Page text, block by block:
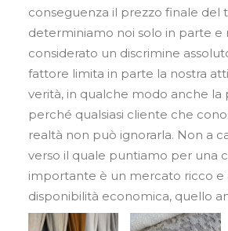
conseguenza il prezzo finale del
determiniamo noi solo in parte e
considerato un discrimine
fattore limita in parte la nostra
verità, in qualche modo anche la
perché qualsiasi cliente che
realtà non può ignorarla. Non a
verso il quale puntiamo per una
importante è un mercato ricco e
disponibilità economica, quello